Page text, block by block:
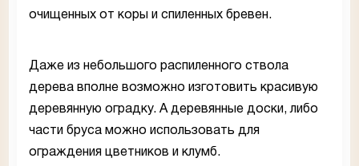
очищенных от коры и спиленных бревен.
Даже из небольшого распиленного ствола
дерева вполне возможно изготовить красивую
деревянную оградку. А деревянные доски, либо
части бруса можно использовать для
ограждения цветников и клумб.